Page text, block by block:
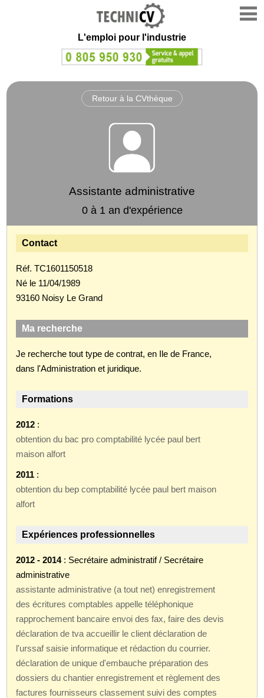
L'emploi pour l'industrie
Retour à la CVthèque
Assistante administrative
0 à 1 an d'expérience
Contact
Réf. TC1601150518
Né le 11/04/1989
93160 Noisy Le Grand
Ma recherche
Je recherche tout type de contrat, en Ile de France,
dans l'Administration et juridique.
Formations
2012 :
obtention du bac pro comptabilité lycée paul bert
maison alfort
2011 :
obtention du bep comptabilité lycée paul bert maison
alfort
Expériences professionnelles
2012 - 2014: Secrétaire administratif / Secrétaire
administrative
assistante administrative (a tout net) enregistrement
des écritures comptables appelle téléphonique
rapprochement bancaire envoi des fax, faire des devis
déclaration de tva accueillir le client déclaration de
l'urssaf saisie informatique et rédaction du courrier.
déclaration de unique d'embauche préparation des
dossiers du chantier enregistrement et règlement des
factures fournisseurs classement suivi des comptes